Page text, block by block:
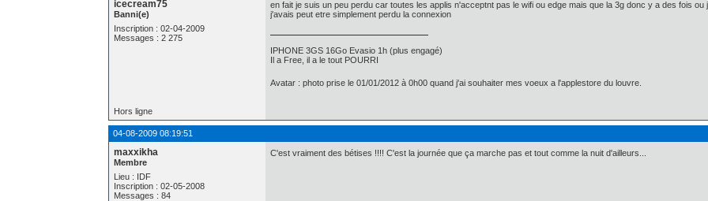
icecream75
Banni(e)
Inscription : 02-04-2009
Messages : 2 275
en fait je suis un peu perdu car toutes les applis n'acceptnt pas le wifi ou edge mais que la 3g donc y a des fois
j'avais peut etre simplement perdu la connexion
IPHONE 3GS 16Go Evasio 1h (plus engagé)
Il a Free, il a le tout POURRI
Avatar : photo prise le 01/01/2012 à 0h00 quand j'ai souhaiter mes voeux a l'applestore du louvre.
Hors ligne
04-08-2009 08:19:51
maxxikha
Membre
Lieu : IDF
Inscription : 02-05-2008
Messages : 84
C'est vraiment des bétises !!!! C'est la journée que ça marche pas et tout comme la nuit d'ailleurs...